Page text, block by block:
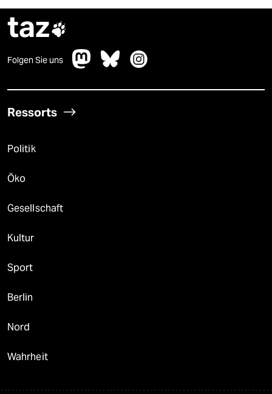
taz
Folgen Sie uns
Ressorts
Politik
Öko
Gesellschaft
Kultur
Sport
Berlin
Nord
Wahrheit